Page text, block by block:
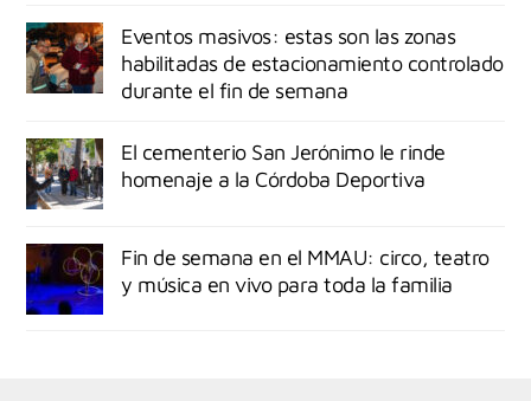
Eventos masivos: estas son las zonas
habilitadas de estacionamiento controlado
durante el fin de semana
El cementerio San Jerónimo le rinde
homenaje a la Córdoba Deportiva
Fin de semana en el MMAU: circo, teatro
y música en vivo para toda la familia